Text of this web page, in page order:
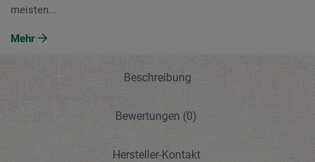
meisten...
Mehr
Beschreibung
Bewertungen (0)
Hersteller-Kontakt